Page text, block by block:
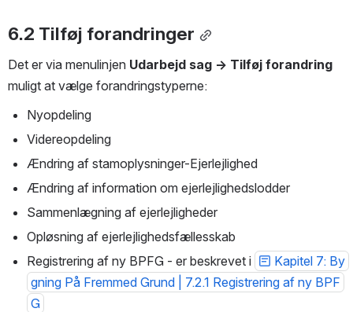
6.2 Tilføj forandringer
Det er via menulinjen Udarbejd sag → Tilføj forandring
muligt at vælge forandringstyperne:
Nyopdeling
Videreopdeling
Ændring af stamoplysninger-Ejerlejlighed
Ændring af information om ejerlejlighedslodder
Sammenlægning af ejerlejligheder
Opløsning af ejerlejlighedsfællesskab
Registrering af ny BPFG - er beskrevet i
Kapitel 7: By
gning På Fremmed Grund | 7.2.1 Registrering af ny BPF
G